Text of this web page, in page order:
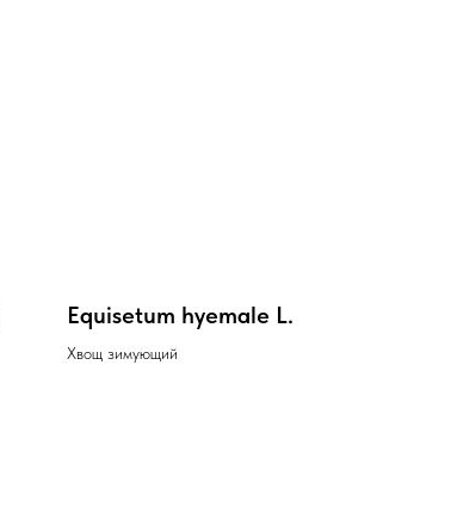
Equisetum hyemale L.
Хвощ зимующий